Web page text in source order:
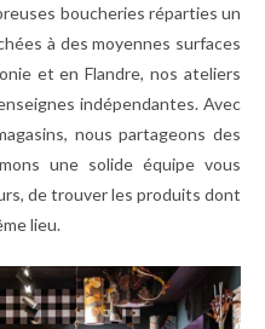
boucheries réparties un
à des moyennes surfaces
et en Flandre, nos ateliers
indépendantes. Avec
nous partageons des
une solide équipe vous
de trouver les produits dont
lieu.